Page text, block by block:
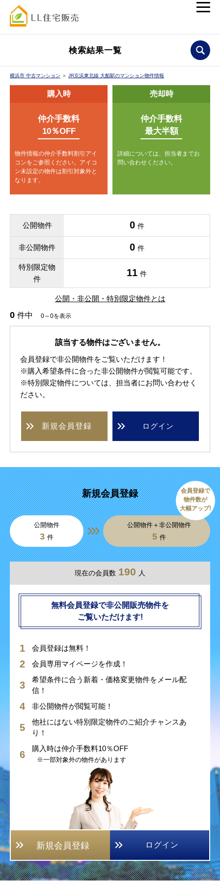
検索結果一覧
横浜市 中古マンション ＞ JR京浜東北線 大船駅のマンション物件情報
購入時
仲介手数料
10％OFF
物件情報の仲介手数料割引アイ
コンをご参照ください。 アイコ
ン未設定の物件は割引対象外と
なります。
売却時
仲介手数料
最大半額
詳細については、担当者までお
問い合わせください。
公開物件 0 件
非公開物件 0 件
特別限定物
件
11 件
公開・非公開・特別限定物件とは
0 件中 0～0を表示
該当する物件はございません。
会員登録で非公開物件をご覧いただけます！
※購入希望条件に合った非公開物件が閲覧可能です。
※特別限定物件については、担当者にお問い合わせく
ださい。
新規会員登録 ログイン
新規会員登録
公開物件
3 件
公開物件＋非公開物件
5 件
会員登録で
物件数が
大幅アップ!
現在の会員数 190 人
無料会員登録で非公開販売物件を
ご覧いただけます!
会員登録は無料！
会員専用マイページを作成！
希望条件に合う新着・価格変更物件をメール配
信！
非公開物件が閲覧可能！
他社にはない特別限定物件のご紹介チャンスあ
り！
購入時は仲介手数料10％OFF
※一部対象外の物件があります
新規会員登録 ログイン